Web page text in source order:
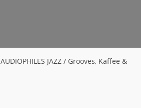
AUDIOPHILES JAZZ / Grooves, Kaffee &